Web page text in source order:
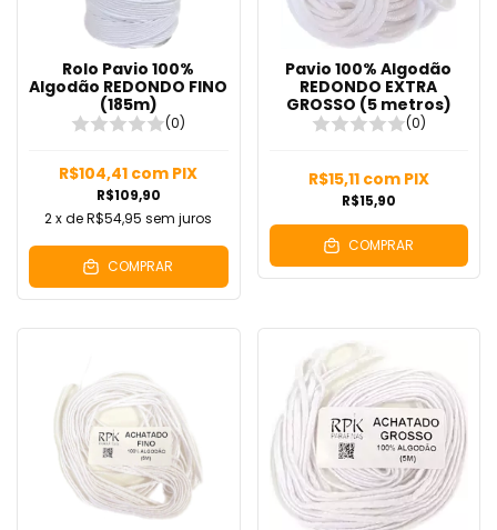
Rolo Pavio 100%
Algodão REDONDO FINO
(185m)
(0)
R$109,90
R$104,41 com PIX
2x deR$54,95 sem juros
COMPRAR
Pavio 100% Algodão
REDONDO EXTRA
GROSSO (5 metros)
(0)
R$15,90
R$15,11 com PIX
COMPRAR